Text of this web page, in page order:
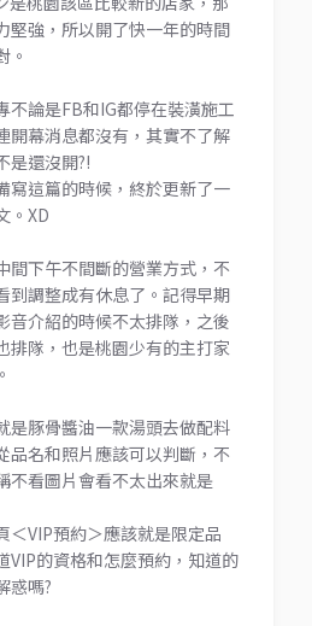
堅強，所以開了快一年的時間
。
不論是FB和IG都停在裝潢施工
開幕消息都沒有，其實不了解
是還沒開?!
寫這篇的時候，終於更新了一
。XD
間下午不間斷的營業方式，不
到調整成有休息了。記得早期
音介紹的時候不太排隊，之後
排隊，也是桃園少有的主打家
是豚骨醬油一款湯頭去做配料
品名和照片應該可以判斷，不
不看圖片會看不太出來就是
＜VIP預約＞應該就是限定品
VIP的資格和怎麼預約，知道的
惑嗎?